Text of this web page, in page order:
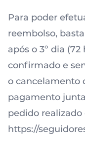
Para poder
reembolso,
após o 3º dia
confirmado e
o cancelamento
pagamento
pedido realizado
https://